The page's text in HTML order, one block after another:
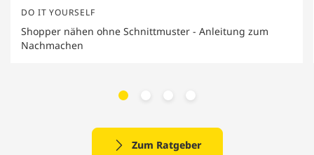
Shopper nähen ohne Schnittmuster - Anleitung zum
Nachmachen
DO IT YOURSELF
Zum Ratgeber